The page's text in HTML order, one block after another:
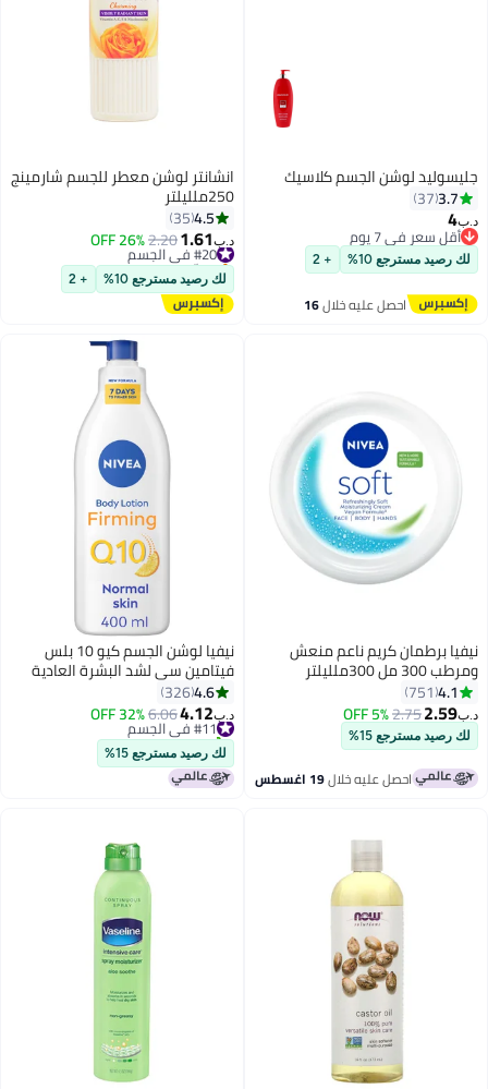
جليسوليد لوشن الجسم كلاسيك
3.7
37
د.ب‏4
أقل سعر في 7 يوم
أقل سعر في 7 يوم
لك رصيد مسترجع 10% + 2
احصل عليه خلال16
انشانتر لوشن معطر للجسم شارمينج
250ملليلتر
4.5
35
د.ب‏1.61
2.20
26% OFF #20 في الجسم
بتخلّص بسرعة
#20 في الجسم
لك رصيد مسترجع 10% + 2
نيفيا برطمان كريم ناعم منعش
ومرطب 300 مل 300ملليلتر
4.1
751
د.ب‏2.59
2.75
5% OFF
لك رصيد مسترجع 15%
احصل عليه خلال19 اغسطس
نيفيا لوشن الجسم كيو 10 بلس
فيتامين سي لشد البشرة العادية
400 مل 400ملليلتر4.6
326
د.ب‏4.12
6.06
32% OFF #11 في الجسم
تم بيع +10 مؤخرًا
#11 في الجسم
لك رصيد مسترجع 15%